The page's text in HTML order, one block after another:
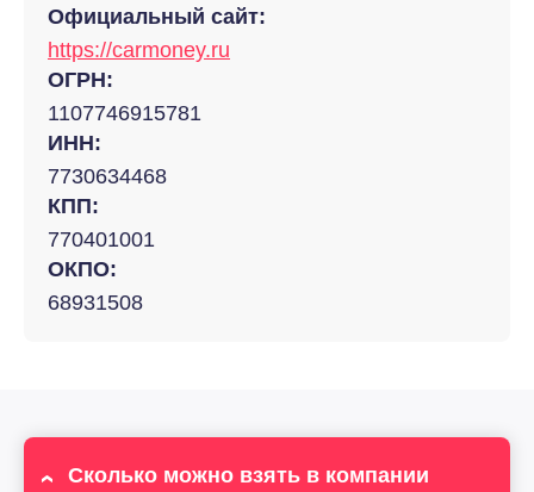
Официальный сайт:
https://carmoney.ru
ОГРН:
1107746915781
ИНН:
7730634468
КПП:
770401001
ОКПО:
68931508
Сколько можно взять в компании